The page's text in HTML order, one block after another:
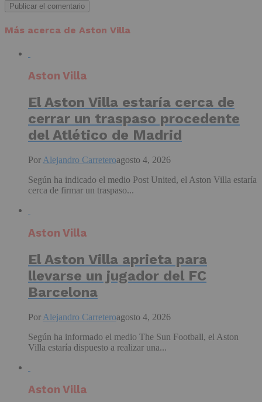
Más acerca de Aston Villa
Aston Villa
El Aston Villa estaría cerca de
cerrar un traspaso procedente
del Atlético de Madrid
Por Alejandro Carreteroagosto 4, 2026
Según ha indicado el medio Post United, el Aston Villa estaría
cerca de firmar un traspaso...
Aston Villa
El Aston Villa aprieta para
llevarse un jugador del FC
Barcelona
Por Alejandro Carreteroagosto 4, 2026
Según ha informado el medio The Sun Football, el Aston
Villa estaría dispuesto a realizar una...
Aston Villa